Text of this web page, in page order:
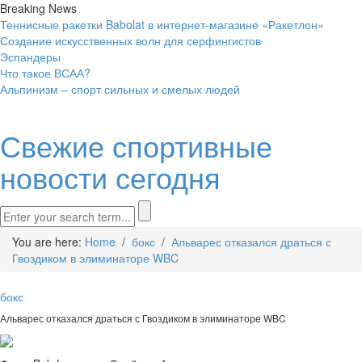
Breaking News
Теннисные ракетки Babolat в интернет-магазине «Ракетлон»
Создание искусственных волн для серфингистов
Эспандеры
Что такое ВСАА?
Альпинизм – спорт сильных и смелых людей
Свежие спортивные
новости сегодня
You are here: Home / бокс / Альварес отказался драться с
Гвоздиком в элиминаторе WBC
бокс
Альварес отказался драться с Гвоздиком в элиминаторе WBC